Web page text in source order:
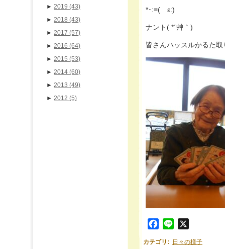
*･:≡( ε:)
ナント( *´艸｀)
皆さんハッスルかるた
Facebook
Line
カテゴリ : 日々の様子
► 2019 (43)
► 2018 (43)
► 2017 (57)
► 2016 (64)
► 2015 (53)
► 2014 (60)
► 2013 (49)
► 2012 (5)